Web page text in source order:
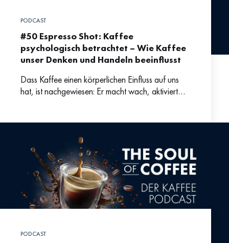
PODCAST
#50 Espresso Shot: Kaffee
psychologisch betrachtet – Wie Kaffee
unser Denken und Handeln beeinflusst
Dass Kaffee einen körperlichen Einfluss auf uns
hat, ist nachgewiesen: Er macht wach, aktiviert
PODCAST